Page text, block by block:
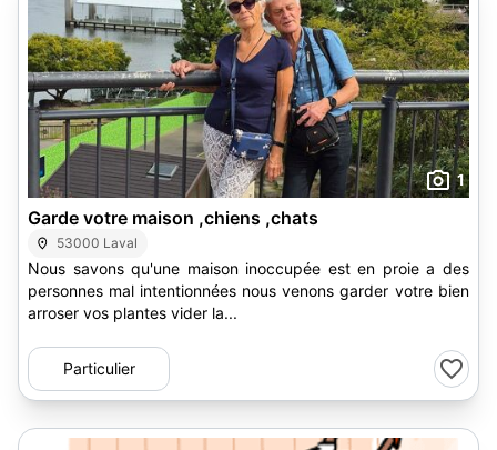
1
Garde votre maison ,chiens ,chats
53000 Laval
Nous savons qu'une maison inoccupée est en proie a des
personnes mal intentionnées nous venons garder votre bien
arroser vos plantes vider la...
Particulier